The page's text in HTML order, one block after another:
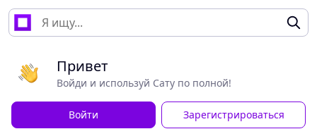
Привет
Войди и используй Сату по полной!
Войти Зарегистрироваться